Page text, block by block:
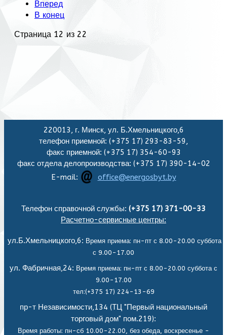
Вперед
В конец
Страница 12 из 22
220013, г. Минск, ул. Б.Хмельницкого,6
телефон приемной: (+375 17) 293-83-59,
факс приемной: (+375 17) 354-60-93
факс отдела делопроизводства: (+375 17) 390-14-02
E-mail:
office@energosbyt.by
Телефон справочной службы: (+375 17) 371-00-33
Расчетно-сервисные центры:
ул.Б.Хмельницкого,6: Время приема: пн-пт с 8.00-20.00 суббота
с 9.00-17.00
ул. Фабричная,24: Время приема: пн-пт с 8.00-20.00 суббота с
9.00-17.00
тел:(+375 17) 224-13-69
пр-т Независимости,134 (ТЦ "Первый национальный
торговый дом" пом.219):
Время работы: пн-сб 10.00-22.00, без обеда, воскресенье -